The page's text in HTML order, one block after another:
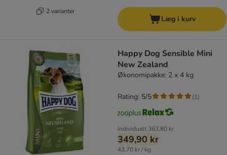
2 varianter
Læg i kurv
Happy Dog Sensible Mini
New Zealand
Økonomipakke: 2 x 4 kg
Individuelt 363,80 kr
349,90 kr
43,70 kr / kg
Rating: 5/5 (1)